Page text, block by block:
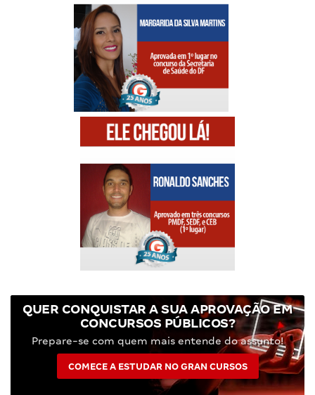
QUER CONQUISTAR A SUA APROVAÇÃO EM
CONCURSOS PÚBLICOS?
Prepare-se com quem mais entende do assunto!
COMECE A ESTUDAR NO GRAN CURSOS